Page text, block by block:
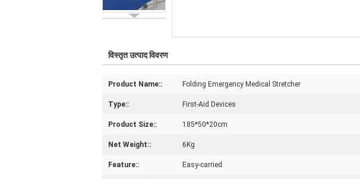
विस्तृत उत्पाद विवरण
Product Name:: Folding Emergency Medical Stretcher
Type:: First-Aid Devices
Product Size:: 185*50*20cm
Net Weight:: 6Kg
Feature:: Easy-carried